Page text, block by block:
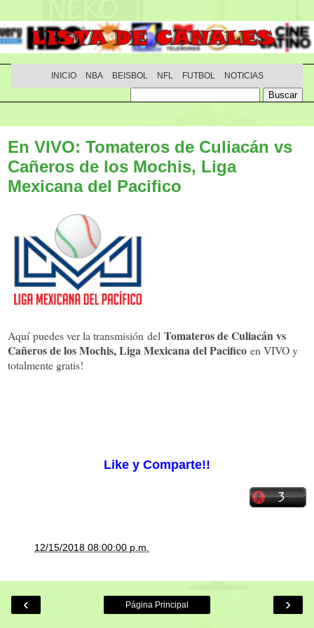
INICIO NBA BEISBOL NFL FUTBOL NOTICIAS
En VIVO: Tomateros de Culiacán vs
Cañeros de los Mochis, Liga
Mexicana del Pacifico
Aquí puedes ver la transmisión del Tomateros de Culiacán vs
Cañeros de los Mochis, Liga Mexicana del Pacifico en VIVO y
totalmente gratis!
Like y Comparte!!
12/15/2018 08:00:00 p.m.
‹ ›
Página Principal